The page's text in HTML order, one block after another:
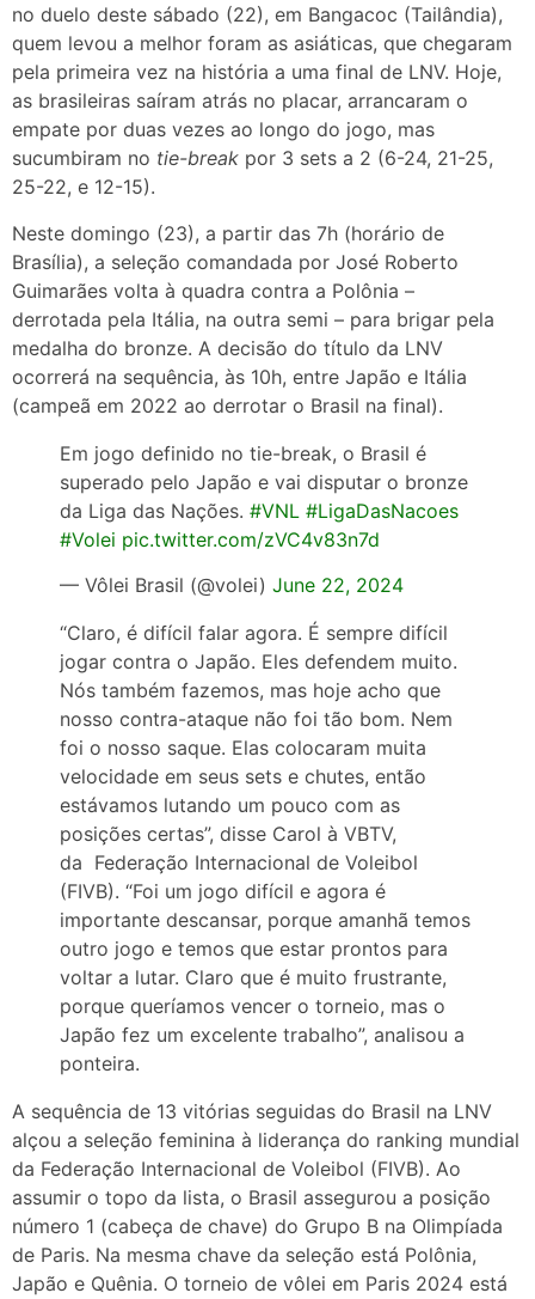
no duelo deste sábado (22), em Bangacoc (Tailândia),
quem levou a melhor foram as asiáticas, que chegaram
pela primeira vez na história a uma final de LNV. Hoje,
as brasileiras saíram atrás no placar, arrancaram o
empate por duas vezes ao longo do jogo, mas
sucumbiram no tie-break por 3 sets a 2 (6-24, 21-25,
25-22, e 12-15).
Neste domingo (23), a partir das 7h (horário de
Brasília), a seleção comandada por José Roberto
Guimarães volta à quadra contra a Polônia –
derrotada pela Itália, na outra semi – para brigar pela
medalha do bronze. A decisão do título da LNV
ocorrerá na sequência, às 10h, entre Japão e Itália
(campeã em 2022 ao derrotar o Brasil na final).
Em jogo definido no tie-break, o Brasil é
superado pelo Japão e vai disputar o bronze
da Liga das Nações. #VNL #LigaDasNacoes
#Volei pic.twitter.com/zVC4v83n7d
— Vôlei Brasil (@volei) June 22, 2024
“Claro, é difícil falar agora. É sempre difícil
jogar contra o Japão. Eles defendem muito.
Nós também fazemos, mas hoje acho que
nosso contra-ataque não foi tão bom. Nem
foi o nosso saque. Elas colocaram muita
velocidade em seus sets e chutes, então
estávamos lutando um pouco com as
posições certas”, disse Carol à VBTV,
da Federação Internacional de Voleibol
(FIVB). “Foi um jogo difícil e agora é
importante descansar, porque amanhã temos
outro jogo e temos que estar prontos para
voltar a lutar. Claro que é muito frustrante,
porque queríamos vencer o torneio, mas o
Japão fez um excelente trabalho”, analisou a
ponteira.
A sequência de 13 vitórias seguidas do Brasil na LNV
alçou a seleção feminina à liderança do ranking mundial
da Federação Internacional de Voleibol (FIVB). Ao
assumir o topo da lista, o Brasil assegurou a posição
número 1 (cabeça de chave) do Grupo B na Olimpíada
de Paris. Na mesma chave da seleção está Polônia,
Japão e Quênia. O torneio de vôlei em Paris 2024 está